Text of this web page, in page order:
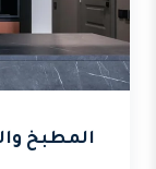
المطبخ